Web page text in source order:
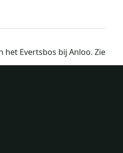
het Evertsbos bij Anloo. Zie